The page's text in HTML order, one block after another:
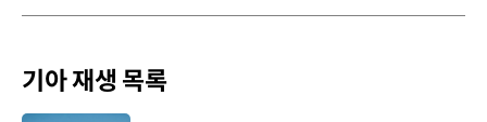
기아 재생 목록